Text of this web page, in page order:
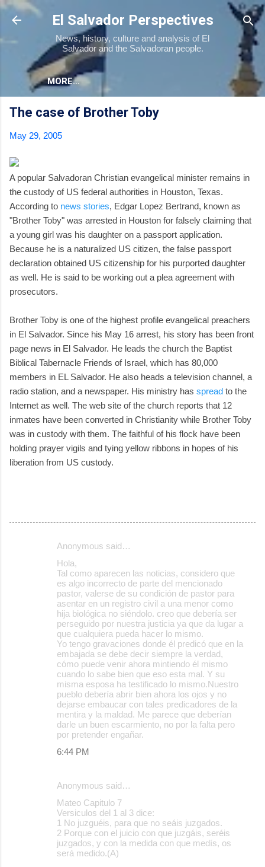
Skip to main content
El Salvador Perspectives
News, history, culture and analysis of El
Salvador and the Salvadoran people.
MORE…
The case of Brother Toby
May 29, 2005
A popular Salvadoran Christian evangelical minister remains in
the custody of US federal authorities in Houston, Texas.
According to news stories, Edgar Lopez Bertrand, known as
"Brother Toby" was arrested in Houston for falsely claiming that
a young girl was his daughter on a passport application.
Because he is a naturalized US citizen, the false passport
declaration obtained US citizenship for his purported daughter
as well. He is said to be working out a plea agreement with
prosecutors.
Brother Toby is one of the highest profile evangelical preachers
in El Salvador. Since his May 16 arrest, his story has been front
page news in El Salvador. He leads the church the Baptist
Biblical Tabernacle Friends of Israel, which has 80,000
members in EL Salvador. He also heads a television channel, a
radio station, and a newspaper. His ministry has spread to the
Internet as well. The web site of the church reports that 12
inmates have been converted in Christianity while Brother Toby
was in custody with them. The faithful of his flock have been
holding prayer vigils and tying yellow ribbons in hopes of his
liberation from US custody.
Anonymous said…
Hola,
Tal como aparecen las noticias, considero que
es algo incorrecto de parte del mencionado
pastor, valerse de su condición de pastor para
asentar en un registro civil a una menor como
hija biológica no siéndolo. creo que debería ser
perseguido por nuestra justicia ya que da lugar a
que cualquiera pueda hacer lo mismo.
Yo tengo gravaciones donde él predicó que en la
embajada se debe decir siempre la verdad,
cómo puede venir ahora mintiendo él mismo
cuando lo sabe bien que eso esta mal. Y su
misma esposa ha testificado lo mismo.Nuestro
pueblo debería abrir bien ahora los ojos y no
dejarse embaucar con tales predicadores de la
mentira y la maldad. Me parece que deberían
darle un buen escarmiento, no por la falta pero
por pretender engañar.
6:44 PM
Anonymous said…
Mateo Capitulo 7
Versiculos del 1 al 3 dice:
1 No juzguéis, para que no seáis juzgados.
2 Porque con el juicio con que juzgáis, seréis
juzgados, y con la medida con que medís, os
será medido.(A)